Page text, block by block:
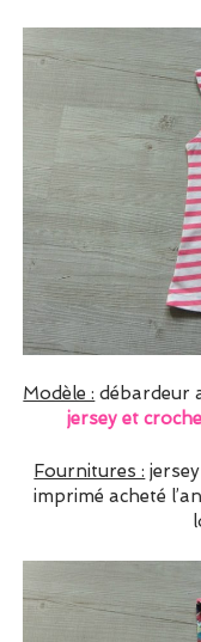
Modèle : débardeur
jersey et
Fournitures :
imprimé acheté